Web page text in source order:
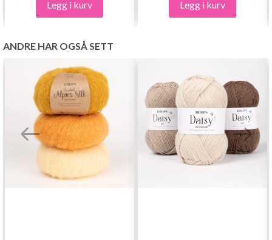
Legg i kurv Legg i kurv
ANDRE HAR OGSÅ SETT